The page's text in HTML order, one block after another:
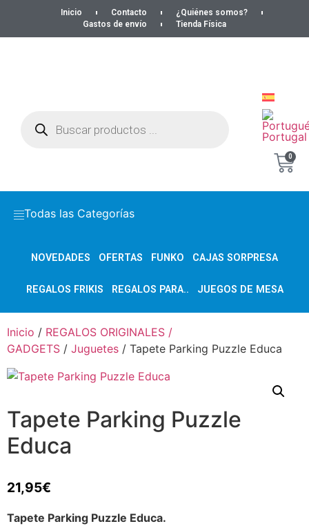
Inicio Contacto
¿Quiénes somos?
Gastos de envío
Tienda Física
0
Todas las Categorías
NOVEDADES OFERTAS FUNKO CAJAS SORPRESA
REGALOS FRIKIS REGALOS PARA.. JUEGOS DE MESA
Inicio / REGALOS ORIGINALES /
GADGETS / Juguetes / Tapete Parking Puzzle Educa
Tapete Parking Puzzle
Educa
21,95€
Tapete Parking Puzzle Educa.